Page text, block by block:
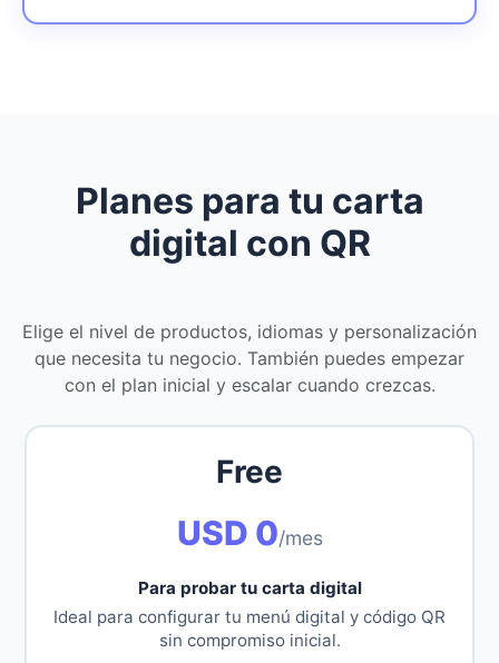
Planes para tu carta
digital con QR
Elige el nivel de productos, idiomas y personalización
que necesita tu negocio. También puedes empezar
con el plan inicial y escalar cuando crezcas.
Free
USD 0/mes
Para probar tu carta digital
Ideal para configurar tu menú digital y código QR
sin compromiso inicial.